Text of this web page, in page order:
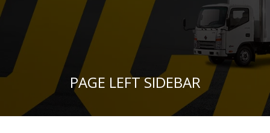
PAGE LEFT SIDEBAR